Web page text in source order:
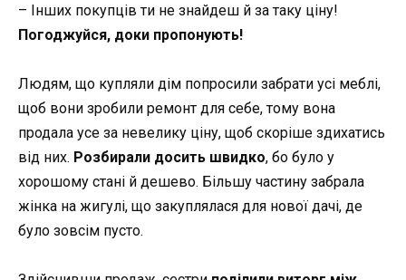
– Інших покупців ти не знайдеш й за таку ціну!
Погоджуйся, доки пропонують!
Людям, що купляли дім попросили забрати усі меблі,
щоб вони зробили ремонт для себе, тому вона
продала усе за невелику ціну, щоб скоріше здихатись
від них. Розбирали досить швидко, бо було у
хорошому стані й дешево. Більшу частину забрала
жінка на жигулі, що закуплялася для нової дачі, де
було зовсім пусто.